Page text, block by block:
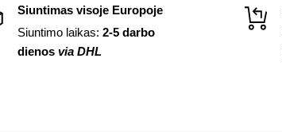
Siuntimas visoje Europoje
Siuntimo laikas: 2-5 darbo
dienosvia DHL